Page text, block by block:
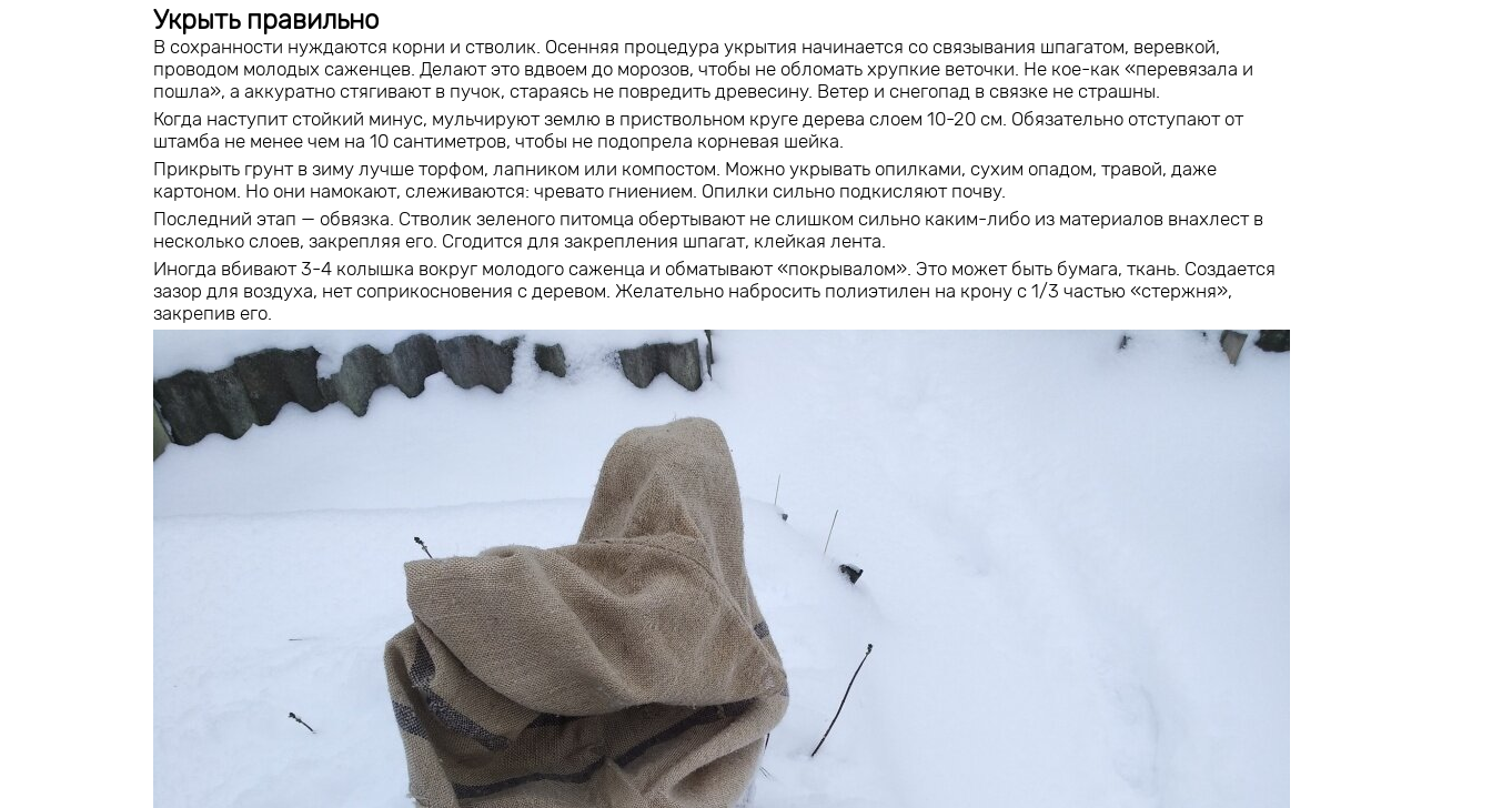
Укрыть правильно
В сохранности нуждаются корни и стволик. Осенняя процедура укрытия начинается со связывания шпагатом, веревкой,
проводом молодых саженцев. Делают это вдвоем до морозов, чтобы не обломать хрупкие веточки. Не кое-как «перевязала и
пошла», а аккуратно стягивают в пучок, стараясь не повредить древесину. Ветер и снегопад в связке не страшны.
Когда наступит стойкий минус, мульчируют землю в приствольном круге дерева слоем 10-20 см. Обязательно отступают от
штамба не менее чем на 10 сантиметров, чтобы не подопрела корневая шейка.
Прикрыть грунт в зиму лучше торфом, лапником или компостом. Можно укрывать опилками, сухим опадом, травой, даже
картоном. Но они намокают, слеживаются: чревато гниением. Опилки сильно подкисляют почву.
Последний этап — обвязка. Стволик зеленого питомца обертывают не слишком сильно каким-либо из материалов внахлест в
несколько слоев, закрепляя его. Сгодится для закрепления шпагат, клейкая лента.
Иногда вбивают 3-4 колышка вокруг молодого саженца и обматывают «покрывалом». Это может быть бумага, ткань. Создается
зазор для воздуха, нет соприкосновения с деревом. Желательно набросить полиэтилен на крону с 1/3 частью «стержня»,
закрепив его.